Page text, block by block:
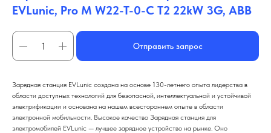
EVLunic, Pro M W22-T-0-C T2 22kW 3G, АВВ
Отправить запрос
Зарядная станция EVLunic создана на основе 130-летнего опыта лидерства в
области доступных технологий для безопасной, интеллектуальной и устойчивой
электрификации и основана на нашем всестороннем опыте в области
электронной мобильности. Высокое качество Зарядная станция для
электромобилей EVLunic — лучшее зарядное устройство на рынке. Оно